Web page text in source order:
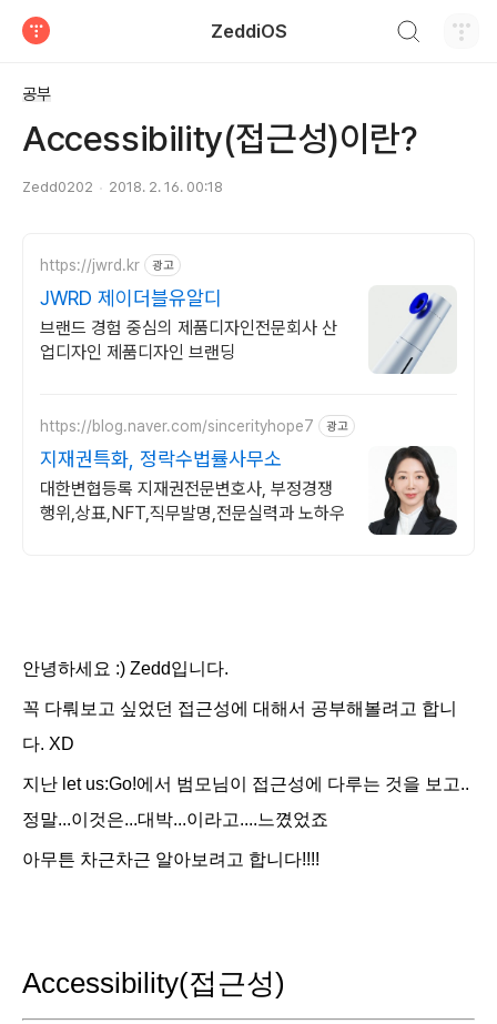
ZeddiOS
공부
Accessibility(접근성)이란?
Zedd0202 2018. 2. 16. 00:18
https://jwrd.kr 광고
JWRD 제이더블유알디
브랜드 경험 중심의 제품디자인전문회사 산
업디자인 제품디자인 브랜딩
https://blog.naver.com/sincerityhope7 광고
지재권특화, 정락수법률사무소
대한변협등록 지재권전문변호사, 부정경쟁
행위,상표,NFT,직무발명,전문실력과 노하우
안녕하세요 :) Zedd입니다.
꼭 다뤄보고 싶었던 접근성에 대해서 공부해볼려고 합니
다. XD
지난 let us:Go!에서 범모님이 접근성에 다루는 것을 보고..
정말...이것은...대박...이라고....느꼈었죠
아무튼 차근차근 알아보려고 합니다!!!!
Accessibility(접근성)